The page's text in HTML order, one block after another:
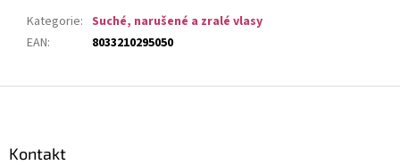
Kategorie: Suché, narušené a zralé vlasy
EAN: 8033210295050
Kontakt